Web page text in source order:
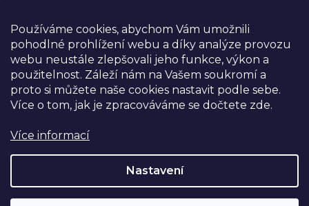
Používáme cookies, abychom Vám umožnili
pohodlné prohlížení webu a díky analýze provozu
webu neustále zlepšovali jeho funkce, výkon a
použitelnost. Záleží nám na Vašem soukromí a
proto si můžete naše cookies nastavit podle sebe.
Více o tom, jak je zpracováváme se dočtete zde.
Více informací
Nastavení
Instagram